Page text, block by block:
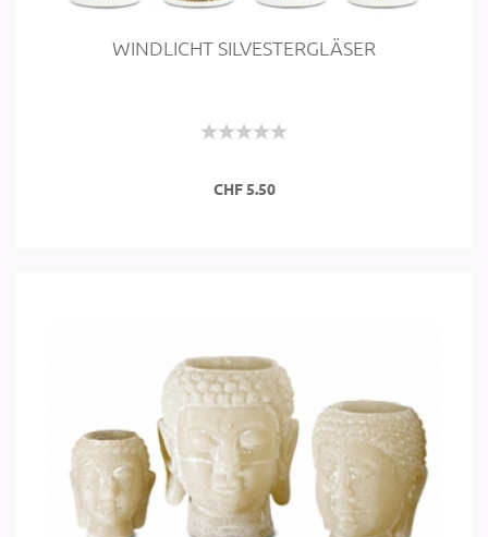
WIND­LICHT SIL­VES­TER­GLÄ­SER
CHF 5.50